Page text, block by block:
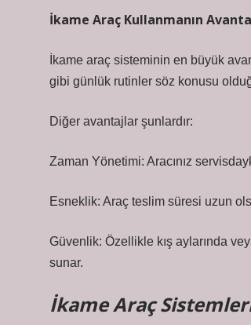
İkame Araç Kullanmanın
İkame araç sisteminin en büyük
gibi günlük rutinler söz konusu
Diğer avantajlar şunlardır:
Zaman Yönetimi: Aracınız
Esneklik: Araç teslim süresi uzun
Güvenlik: Özellikle kış aylarında
sunar.
İkame Araç